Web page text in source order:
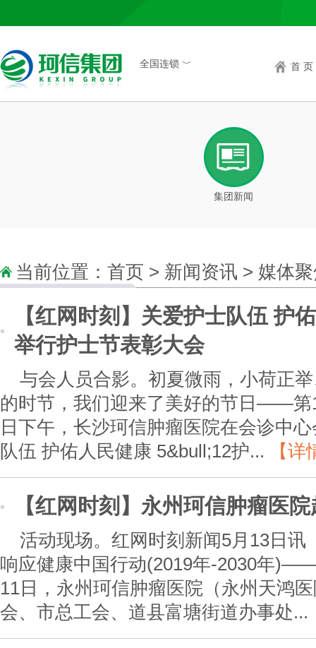
全国连锁 ﹀ 首 页
集团新闻
当前位置： 首页 > 新闻资讯 > 媒体
【红网时刻】关爱护士队伍
举行护士节表彰大会
与会人员合影。初夏微雨，小荷正
的时节，我们迎来了美好的节日——第
日下午，长沙珂信肿瘤医院在会诊中
队伍 护佑人民健康 5&bull;12护...
【详
【红网时刻】永州珂信肿瘤医
活动现场。红网时刻新闻5月13日讯
响应健康中国行动(2019年-2030年
11日，永州珂信肿瘤医院（永州天鸿
会、市总工会、道县富塘街道办事处...